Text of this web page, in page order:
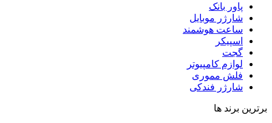
پاور بانک
شارژر موبایل
ساعت هوشمند
اسپیکر
گجت
لوازم کامپیوتر
فلش مموری
شارژر فندکی
برترین برند ها